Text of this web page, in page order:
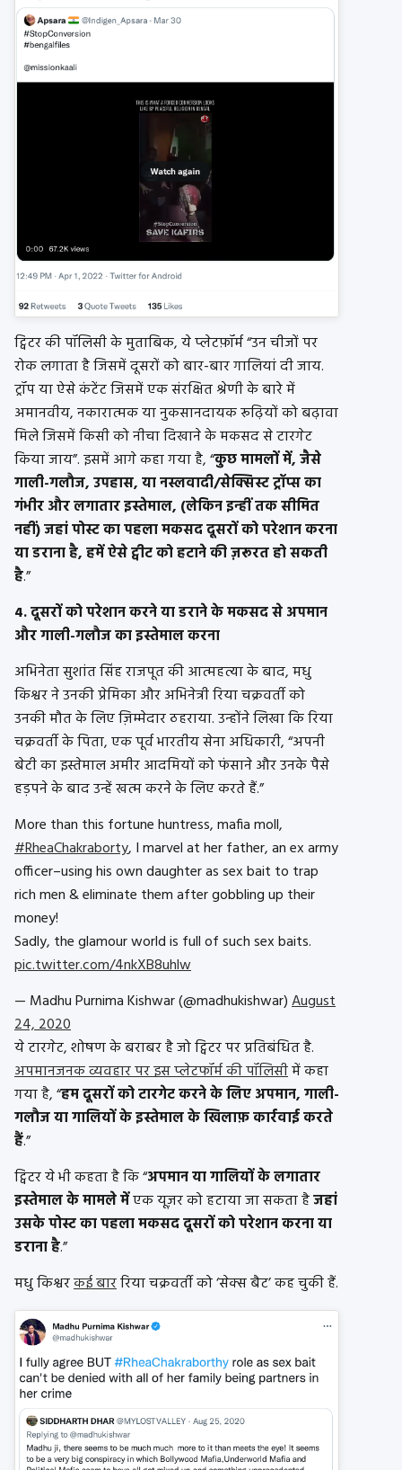
ट्विटर की पॉलिसी के मुताबिक, ये प्लेटफ़ॉर्म “उन चीजों पर
रोक लगाता है जिसमें दूसरों को बार-बार गालियां दी जाय.
ट्रॉप या ऐसे कंटेंट जिसमें एक संरक्षित श्रेणी के बारे में
अमानवीय, नकारात्मक या नुकसानदायक रूढ़ियों को बढ़ावा
मिले जिसमें किसी को नीचा दिखाने के मकसद से टारगेट
किया जाय”. इसमें आगे कहा गया है, “कुछ मामलों में, जैसे
गाली-गलौज, उपहास, या नस्लवादी/सेक्सिस्ट ट्रॉप्स का
गंभीर और लगातार इस्तेमाल, (लेकिन इन्हीं तक सीमित
नहीं) जहां पोस्ट का पहला मकसद दूसरों को परेशान करना
या डराना है, हमें ऐसे ट्वीट को हटाने की ज़रूरत हो सकती
है.”
4.दूसरों को परेशान करने या डराने के मकसद से अपमान
और गाली-गलौज का इस्तेमाल करना
अभिनेता सुशांत सिंह राजपूत की आत्महत्या के बाद, मधु
किश्वर ने उनकी प्रेमिका और अभिनेत्री रिया चक्रवर्ती को
उनकी मौत के लिए ज़िम्मेदार ठहराया. उन्होंने लिखा कि रिया
चक्रवर्ती के पिता, एक पूर्व भारतीय सेना अधिकारी, “अपनी
बेटी का इस्तेमाल अमीर आदमियों को फंसाने और उनके पैसे
हड़पने के बाद उन्हें खत्म करने के लिए करते हैं.”
More than this fortune huntress, mafia moll,
#RheaChakraborty, I marvel at her father, an ex army
officer–using his own daughter as sex bait to trap
rich men & eliminate them after gobbling up their
money!
Sadly, the glamour world is full of such sex baits.
pic.twitter.com/4nkXB8uhlw
— Madhu Purnima Kishwar (@madhukishwar)August
24, 2020
ये टारगेट, शोषण के बराबर है जो ट्विटर पर प्रतिबंधित है.
अपमानजनक व्यवहार पर इस प्लेटफॉर्म की पॉलिसीमें कहा
गया है, “हम दूसरों को टारगेट करने के लिए अपमान, गाली-
गलौज या गालियों के इस्तेमाल के खिलाफ़ कार्रवाई करते
हैं.”
ट्विटर ये भी कहता है कि “अपमान या गालियों के लगातार
इस्तेमाल के मामले मेंएक यूज़र को हटाया जा सकता हैजहां
उसके पोस्ट का पहला मकसद दूसरों को परेशान करना या
डराना है.”
मधु किश्वरकई बाररिया चक्रवर्ती को ‘सेक्स बैट’ कह चुकी हैं.